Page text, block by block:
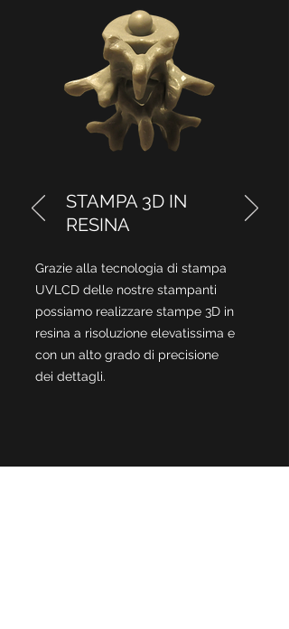
STAMPA 3D IN
RESINA
Grazie alla tecnologia di stampa
UVLCD delle nostre stampanti
possiamo realizzare stampe 3D in
resina a risoluzione elevatissima e
con un alto grado di precisione
dei dettagli.